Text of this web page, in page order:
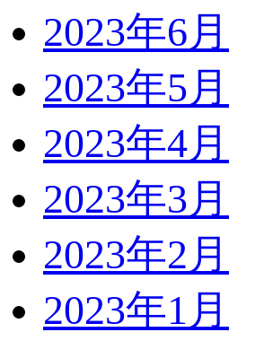
2023年6月
2023年5月
2023年4月
2023年3月
2023年2月
2023年1月